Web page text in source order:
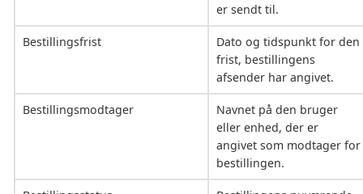
er sendt til.
Bestillingsfrist
Dato og tidspunkt for den
frist, bestillingens
afsender har angivet.
Bestillingsmodtager
Navnet på den bruger
eller enhed, der er
angivet som modtager for
bestillingen.